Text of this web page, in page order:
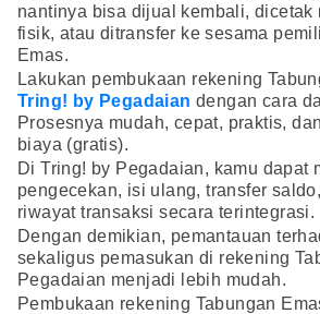
nantinya bisa dijual kembali, dicetak
fisik, atau ditransfer ke sesama
Emas.
Lakukan pembukaan rekening
Tring! by Pegadaian dengan cara
Prosesnya mudah, cepat, praktis,
biaya (gratis).
Di Tring! by Pegadaian, kamu dapat
pengecekan, isi ulang, transfer
riwayat transaksi secara terintegrasi.
Dengan demikian, pemantauan
sekaligus pemasukan di rekening
Pegadaian menjadi lebih mudah.
Pembukaan rekening Tabungan